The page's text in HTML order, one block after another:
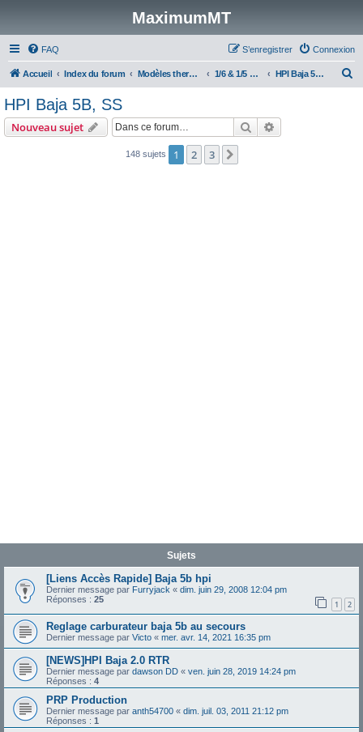
MaximumMT
FAQ Connexion
S’enregistrer
Accueil Index du forum Modèles thermiques 1/6 & 1/5 Monster Trucks, Stadiums & TT HPI Baja 5B, SS
HPI Baja 5B, SS
Nouveau sujet Rechercher
148 sujets 1 2 3
Sujets
[Liens Accès Rapide] Baja 5b hpi
Dernier message par Furryjack « dim. juin 29, 2008 12:04 pm
Réponses : 25 1 2
Reglage carburateur baja 5b au secours
Dernier message par Victo « mer. avr. 14, 2021 16:35 pm
[NEWS]HPI Baja 2.0 RTR
Dernier message par dawson DD « ven. juin 28, 2019 14:24 pm
Réponses : 4
PRP Production
Dernier message par anth54700 « dim. juil. 03, 2011 21:12 pm
Réponses : 1